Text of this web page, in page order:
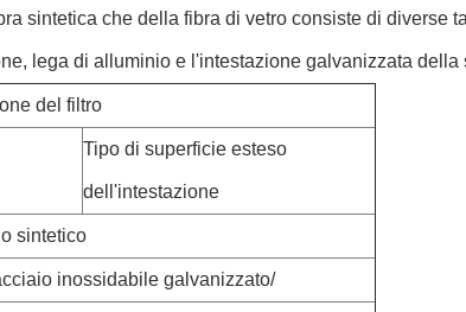
sintetica che della fibra di vetro consiste di diverse
lega di alluminio e l'intestazione galvanizzata della
del filtro
Tipo di superficie esteso
dell'intestazione
sintetico
inossidabile galvanizzato/